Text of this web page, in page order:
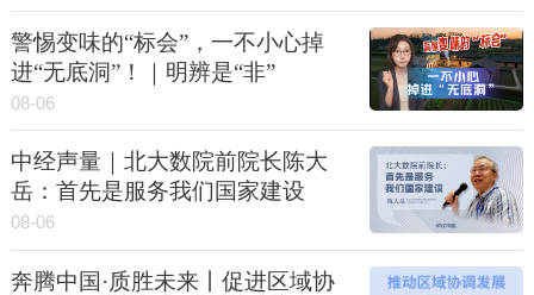
警惕变味的“标会”，一不小心掉
进“无底洞”！｜明辨是“非”
08-06
中经声量｜北大数院前院长陈大
岳：首先是服务我们国家建设
08-06
奔腾中国·质胜未来丨促进区域协